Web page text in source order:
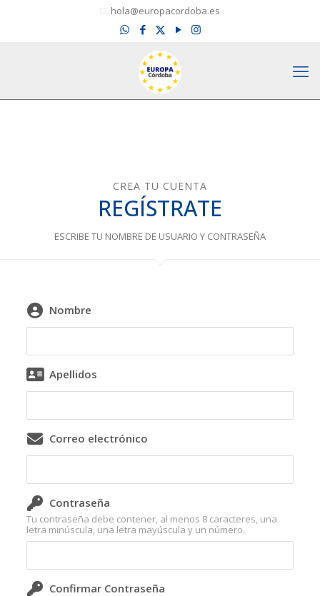
hola@europacordoba.es
CREA TU CUENTA
REGÍSTRATE
ESCRIBE TU NOMBRE DE USUARIO Y CONTRASEÑA
Nombre
Apellidos
Correo electrónico
Contraseña
Tu contraseña debe contener, al menos 8 caracteres, una
letra minúscula, una letra mayúscula y un número.
Confirmar Contraseña